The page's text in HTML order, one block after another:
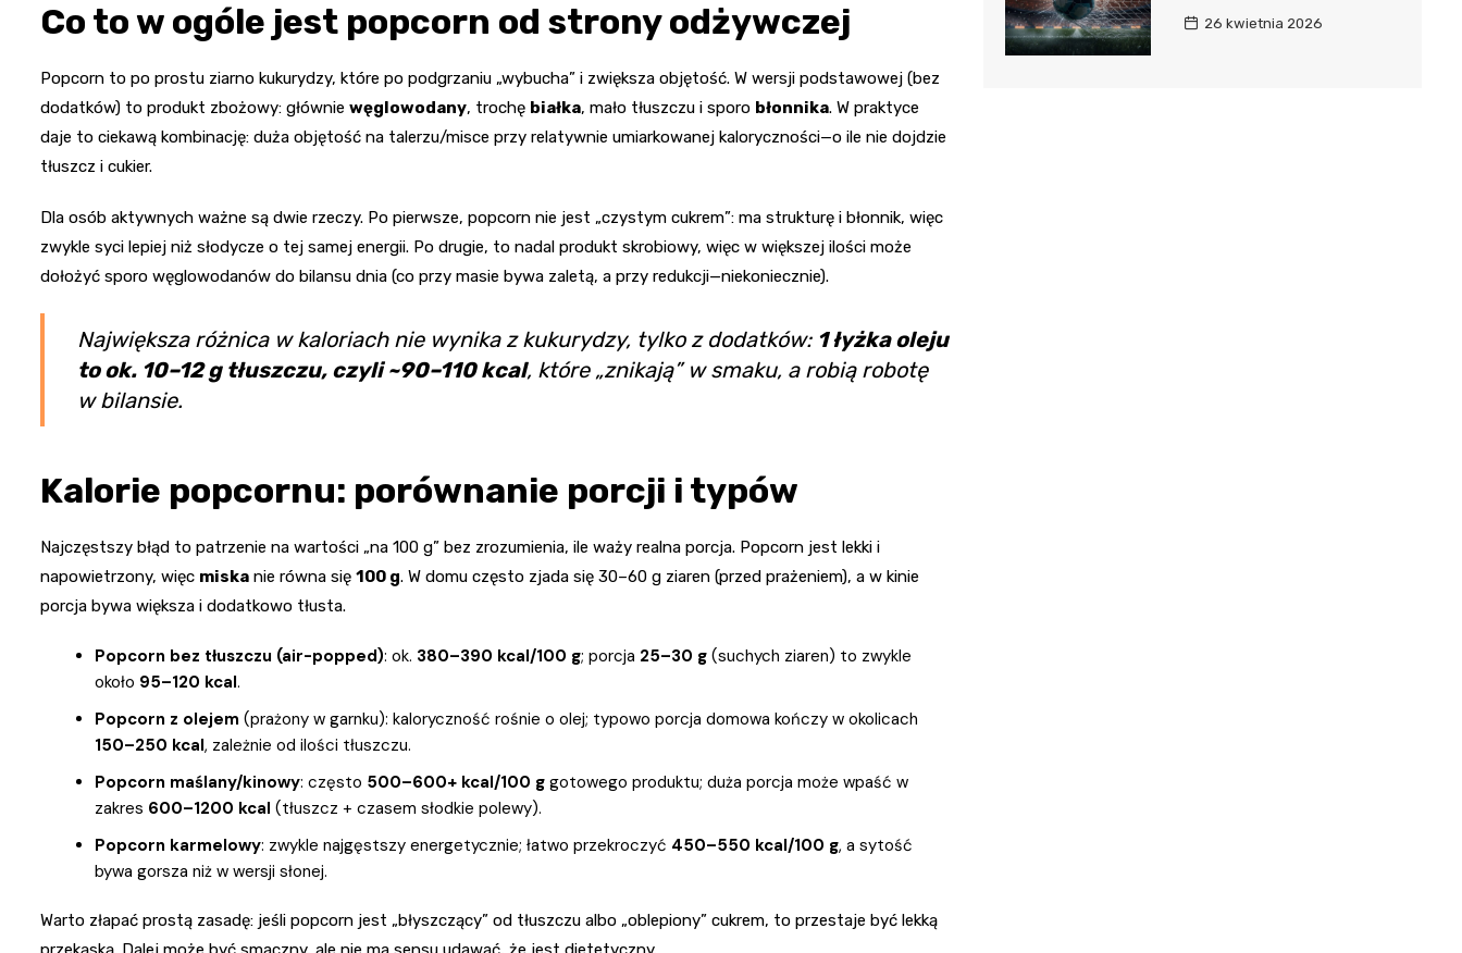
Co to w ogóle jest popcorn od strony odżywczej
Popcorn to po prostu ziarno kukurydzy, które po podgrzaniu „wybucha” i zwiększa objętość. W wersji podstawowej (bez
dodatków) to produkt zbożowy: głównie węglowodany, trochę białka, mało tłuszczu i sporo błonnika. W praktyce
daje to ciekawą kombinację: duża objętość na talerzu/misce przy relatywnie umiarkowanej kaloryczności—o ile nie dojdzie
tłuszcz i cukier.
Dla osób aktywnych ważne są dwie rzeczy. Po pierwsze, popcorn nie jest „czystym cukrem”: ma strukturę i błonnik, więc
zwykle syci lepiej niż słodycze o tej samej energii. Po drugie, to nadal produkt skrobiowy, więc w większej ilości może
dołożyć sporo węglowodanów do bilansu dnia (co przy masie bywa zaletą, a przy redukcji—niekoniecznie).
Największa różnica w kaloriach nie wynika z kukurydzy, tylko z dodatków: 1 łyżka oleju
to ok. 10–12 g tłuszczu, czyli ~90–110 kcal, które „znikają” w smaku, a robią robotę
w bilansie.
Kalorie popcornu: porównanie porcji i typów
Najczęstszy błąd to patrzenie na wartości „na 100 g” bez zrozumienia, ile waży realna porcja. Popcorn jest lekki i
napowietrzony, więc miska nie równa się 100 g. W domu często zjada się 30–60 g ziaren (przed prażeniem), a w kinie
porcja bywa większa i dodatkowo tłusta.
Popcorn bez tłuszczu (air-popped): ok. 380–390 kcal/100 g; porcja 25–30 g (suchych ziaren) to zwykle
około 95–120 kcal.
Popcorn z olejem (prażony w garnku): kaloryczność rośnie o olej; typowo porcja domowa kończy w okolicach
150–250 kcal, zależnie od ilości tłuszczu.
Popcorn maślany/kinowy: często 500–600+ kcal/100 g gotowego produktu; duża porcja może wpaść w
zakres 600–1200 kcal (tłuszcz + czasem słodkie polewy).
Popcorn karmelowy: zwykle najgęstszy energetycznie; łatwo przekroczyć 450–550 kcal/100 g, a sytość
bywa gorsza niż w wersji słonej.
Warto złapać prostą zasadę: jeśli popcorn jest „błyszczący” od tłuszczu albo „oblepiony” cukrem, to przestaje być lekką
26 kwietnia 2026